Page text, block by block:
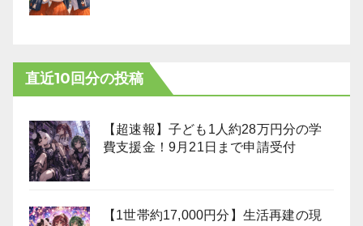
直近10回分の投稿
【超速報】子ども1人約28万円分の学
費支援金！9月21日まで申請受付
【1世帯約17,000円分】生活再建の現